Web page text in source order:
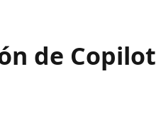
de Copilot